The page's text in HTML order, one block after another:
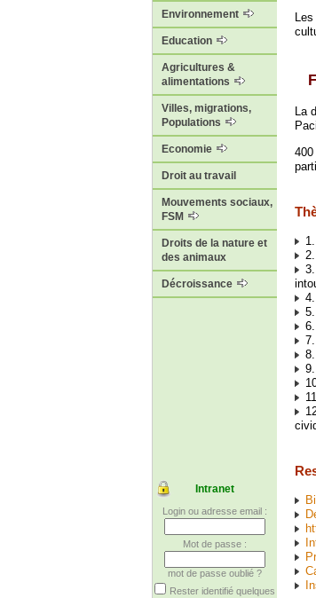
Environnement
Education
Agricultures &
alimentations
Villes, migrations,
Populations
Economie
Droit au travail
Mouvements sociaux,
FSM
Droits de la nature et
des animaux
Décroissance
Intranet
Login ou adresse email :
Mot de passe :
mot de passe oublié ?
Rester identifié quelques
La